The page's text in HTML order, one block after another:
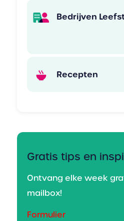
Bedrijven
Recepten
Gratis tips en
Ontvang elke week
mailbox!
Formulier